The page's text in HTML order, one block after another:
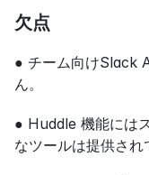
欠点
● チーム向けSlack
ん。
● Huddle 機能には
なツールは提供され